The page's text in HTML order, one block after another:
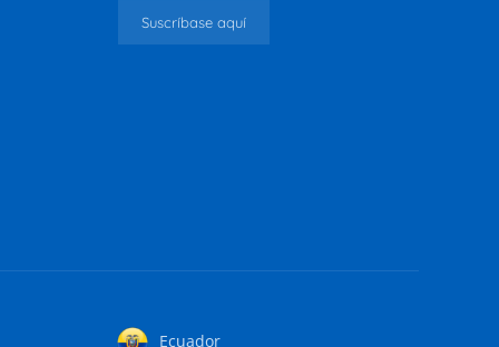
Suscríbase aquí
Ecuador